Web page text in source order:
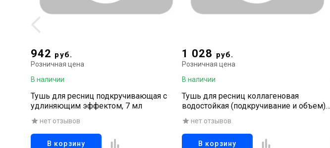
942 руб.
Розничная цена
В наличии
Тушь для ресниц подкручивающая с
удлиняющим эффектом, 7 мл
нет отзывов
В корзину
1 028 руб.
Розничная цена
В наличии
Тушь для ресниц коллагеновая
водостойкая (подкручивание и объем)
черная, 8 мл
нет отзывов
В корзину